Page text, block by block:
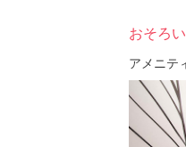
おそろ
アメニテ